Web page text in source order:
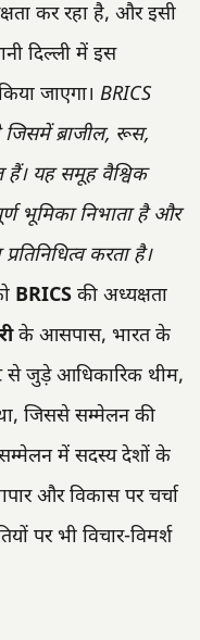
कर रहा है, और इसी
दिल्ली में इस
जाएगा। BRICS
ब्राजील, रूस,
हैं। यह समूह वैश्विक
भूमिका निभाता है और
करता है।
BRICS की अध्यक्षता
के आसपास, भारत के
जुड़े आधिकारिक थीम,
जिससे सम्मेलन की
सम्मेलन में सदस्य देशों के
और विकास पर चर्चा
पर भी विचार-विमर्श